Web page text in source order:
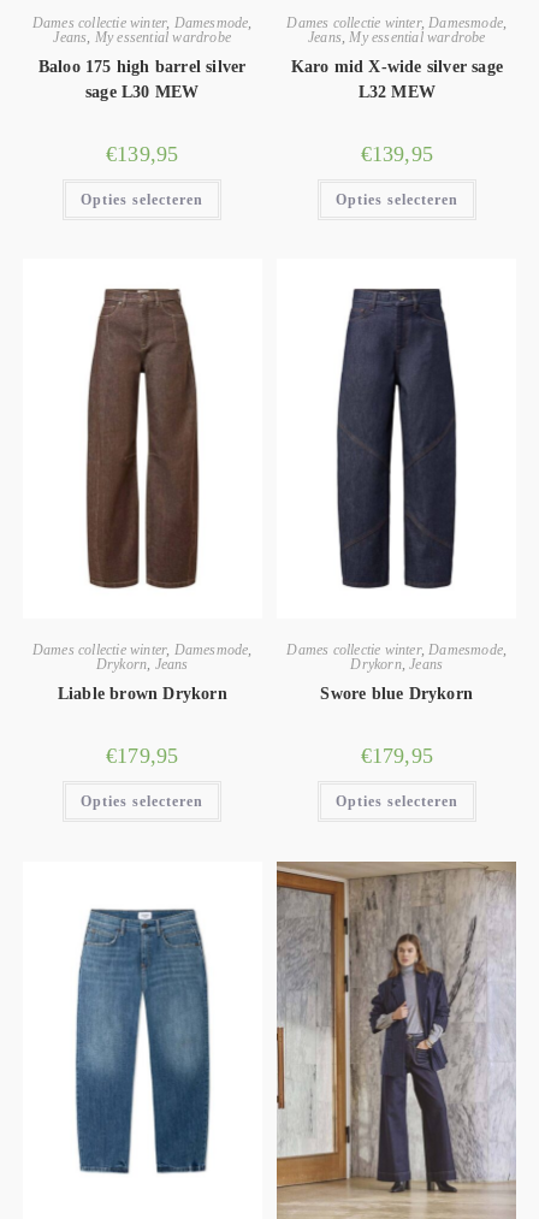
Dames collectie winter, Damesmode,
Jeans, My essential wardrobe
Baloo 175 high barrel silver
sage L30 MEW
€139,95
Opties selecteren
Dames collectie winter,Damesmode,
Jeans,My essential wardrobe
Karo mid X-wide silver sage
L32 MEW
€139,95
Opties selecteren
Dames collectie winter, Damesmode,
Drykorn, Jeans
Liable brown Drykorn
€179,95
Opties selecteren
Dames collectie winter,Damesmode,
Drykorn,Jeans
Swore blue Drykorn
€179,95
Opties selecteren